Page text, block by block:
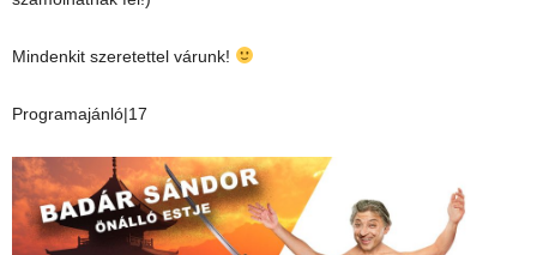
Mindenkit szeretettel várunk!
Programajánló|17